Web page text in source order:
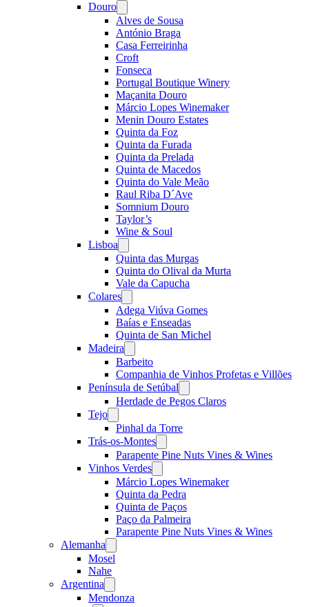
Douro
menu
Alves de Sousa
António Braga
Casa Ferreirinha
Croft
Fonseca
Portugal Boutique Winery
Maçanita Douro
Márcio Lopes Winemaker
Menin Douro Estates
Quinta da Foz
Quinta da Furada
Quinta da Prelada
Quinta de Macedos
Quinta do Vale Meão
Raul Riba D´Ave
Somnium Douro
Taylor’s
Wine & Soul
Lisboa
menu
Quinta das Murgas
Quinta do Olival da Murta
Vale da Capucha
Colares
menu
Adega Viúva Gomes
Baías e Enseadas
Quinta de San Michel
Madeira
menu
Barbeito
Companhia de Vinhos Profetas e Villões
Península de Setúbal
menu
Herdade de Pegos Claros
Tejo
menu
Pinhal da Torre
Trás-os-Montes
menu
Parapente Pine Nuts Vines & Wines
Vinhos Verdes
menu
Márcio Lopes Winemaker
Quinta da Pedra
Quinta de Paços
Paço da Palmeira
Parapente Pine Nuts Vines & Wines
Alemanha
menu
Mosel
Nahe
Argentina
menu
Mendonza